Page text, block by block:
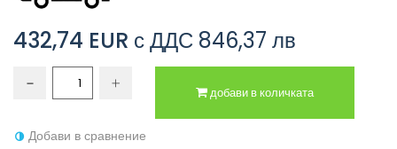
432,74 EUR с ДДС 846,37 лв
добави в количката
Добави в сравнение